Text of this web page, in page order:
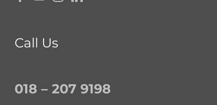
Call Us
018 – 207 9198